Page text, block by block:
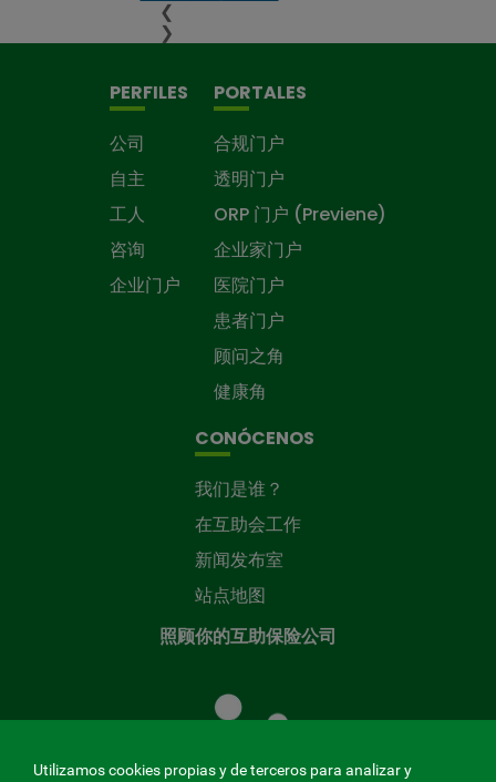
❮
❯
PERFILES
公司
自主
工人
咨询
企业门户
PORTALES
合规门户
透明门户
ORP 门户 (Previene)
企业家门户
医院门户
患者门户
顾问之角
健康角
CONÓCENOS
我们是谁？
在互助会工作
新闻发布室
站点地图
照顾你的互助保险公司
Utilizamos cookies propias y de terceros para analizar y